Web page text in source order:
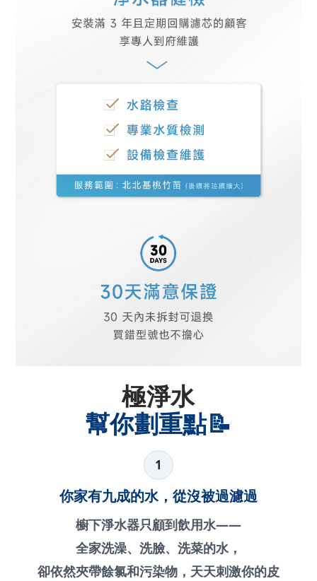
極淨水
幫你劃重點📝
1
你家有九成的水，從沒被過濾過
櫥下淨水器只顧到飲用水——
全家洗澡、洗臉、洗菜的水，
卻依然夾帶餘氯和污染物，天天刺激你的皮